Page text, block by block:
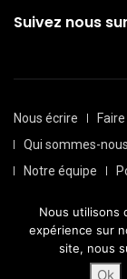
Suivez nous sur
Nous écrire
Qui sommes-
Notre équipe
© Depuis 2016,
Transversall
Nous utilisons
expérience sur
site, nous
Ok